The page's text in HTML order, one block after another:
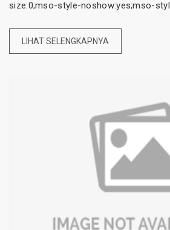
size:0;mso-style-noshow:yes;mso-styl
LIHAT SELENGKAPNYA